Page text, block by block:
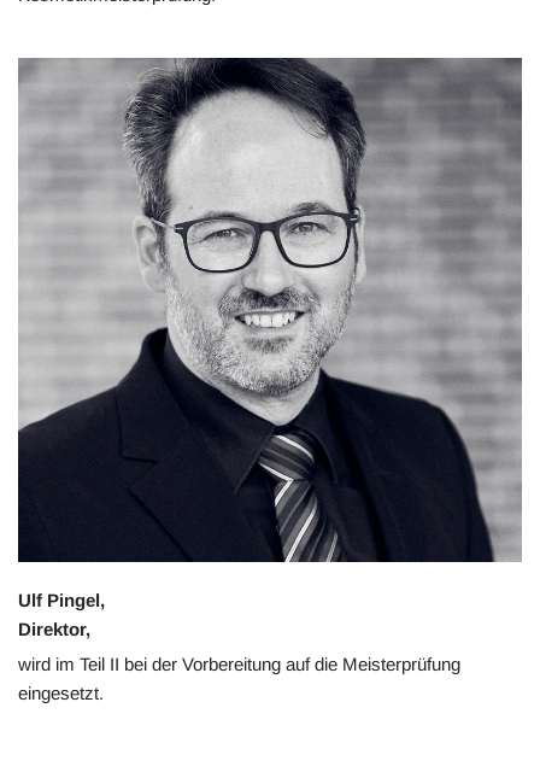
Ulf Pingel,
Direktor,
wird im Teil II bei der Vorbereitung auf die Meisterprüfung
eingesetzt.